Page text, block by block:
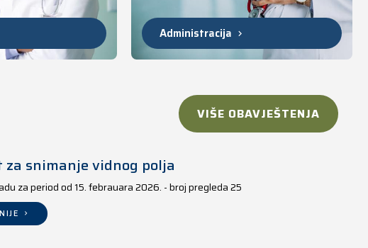
Administracija
VIŠE OBAVJEŠTENJA
za snimanje vidnog polja
za period od 15. febrauara 2026. - broj pregleda 25